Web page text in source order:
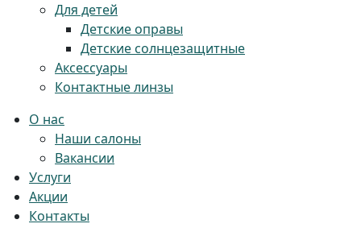
Для детей
Детские оправы
Детские солнцезащитные
Аксессуары
Контактные линзы
О нас
Наши салоны
Вакансии
Услуги
Акции
Контакты